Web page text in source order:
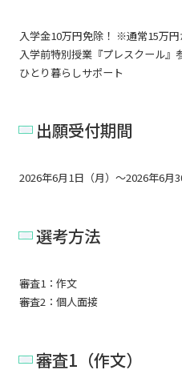
入学金10万円免除！ ※通常15万
入学前特別授業『プレスクール』
ひとり暮らしサポート
出願受付期間
2026年6月1日（月）～2026年6月
選考方法
審査1：作文
審査2：個人面接
審査1（作文）